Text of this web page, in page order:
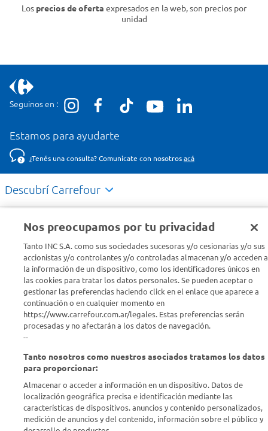
Los precios de oferta expresados en la web, son precios por
unidad
Seguinos en :
Estamos para ayudarte
¿Tenés una consulta? Comunicate con nosotros acá
Descubrí Carrefour
Conocenos
Info útil
Comprá Online
Enterate de nuestras ofertas
Dejanos tu mail para recibir todas las ofertas y promociones antes
ENVIAR
Nos preocupamos por tu privacidad
Tanto INC S.A. como sus sociedades sucesoras y/o cesionarias y/o sus
accionistas y/o controlantes y/o controladas almacenan y/o acceden a
la información de un dispositivo, como los identificadores únicos en
las cookies para tratar los datos personales. Se pueden aceptar o
gestionar las preferencias haciendo click en el enlace que aparece a
continuación o en cualquier momento en
https://www.carrefour.com.ar/legales. Estas preferencias serán
procesadas y no afectarán a los datos de navegación.
--
Tanto nosotros como nuestros asociados tratamos los datos
para proporcionar:
Almacenar o acceder a información en un dispositivo. Datos de
localización geográfica precisa e identificación mediante las
características de dispositivos. anuncios y contenido personalizados,
medición de anuncios y del contenido, información sobre el público y